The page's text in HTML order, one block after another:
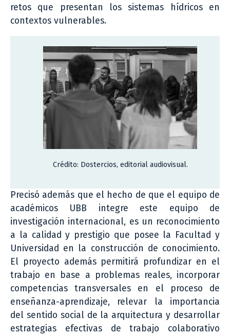
retos que presentan los sistemas hídricos en
contextos vulnerables.
Crédito: Dostercios, editorial audiovisual.
Precisó además que el hecho de que el equipo de
académicos UBB integre este equipo de
investigación internacional, es un reconocimiento
a la calidad y prestigio que posee la Facultad y
Universidad en la construcción de conocimiento.
El proyecto además permitirá profundizar en el
trabajo en base a problemas reales, incorporar
competencias transversales en el proceso de
enseñanza-aprendizaje, relevar la importancia
del sentido social de la arquitectura y desarrollar
estrategias efectivas de trabajo colaborativo